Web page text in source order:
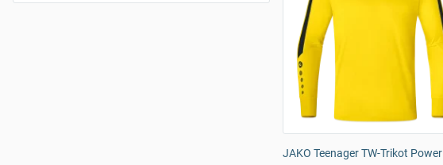
JAKO Teenager TW-Trikot Power